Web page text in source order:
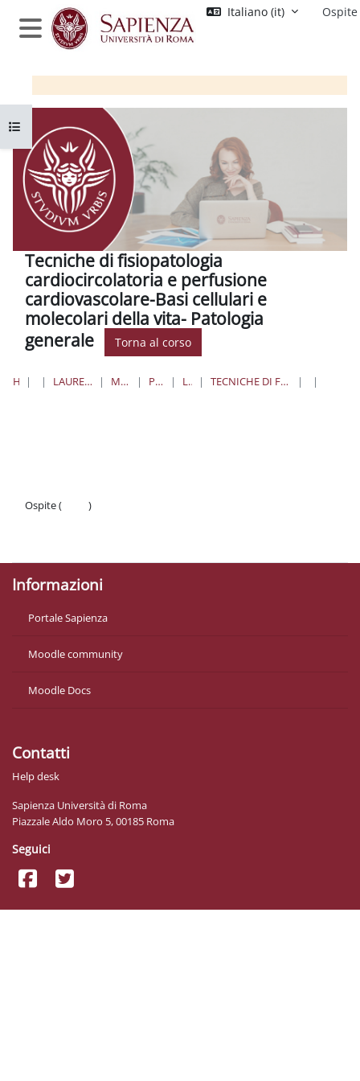
Vai al contenuto principale
Pannello laterale
Italiano ‎(it)‎ Ospite
Tecniche di fisiopatologia
cardiocircolatoria e perfusione
cardiovascolare-Basi cellulari e
molecolari della vita- Patologia
generale
Torna al corso
HOME CORSI LAUREE TRIENNALI, MAGISTRALI, A CICLO UNICO MEDICINA E ODONTOIATRIA PROFESSIONI SANITARIE LAUREE TRIENNALI TECNICHE DI FISIOPATOLOGIA CARDIOCIRCOLATORIA E PERFUSIONE CARDIOVASCOLARE TFCPC
Apri indice del corso
Ospite (
)
Informazioni
Portale Sapienza
Moodle community
Moodle Docs
Contatti
Help desk
Sapienza Università di Roma
Piazzale Aldo Moro 5, 00185 Roma
Seguici